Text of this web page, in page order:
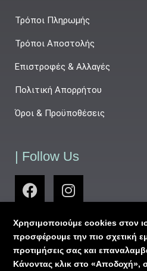
Τρόποι Πληρωμής
Τρόποι Αποστολής
Επιστροφές & Αλλαγές
Πολιτική Απορρήτου
Όροι & Προϋποθέσεις
| Follow Us
Χρησιμοποιούμε cookies στον
προσφέρουμε την πιο σχετική
προτιμήσεις σας και
Κάνοντας κλικ στο «Αποδοχή»,